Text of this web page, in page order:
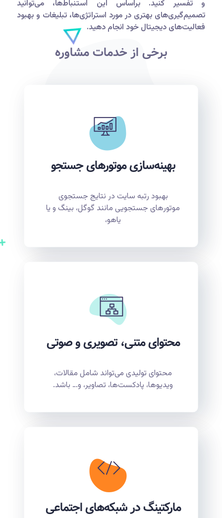
و تفسیر کنید. براساس این استنباط‌ها، می‌توانید
تصمیم‌گیری‌های بهتری در مورد استراتژی‌ها، تبلیغات و بهبود
فعالیت‌های دیجیتال خود انجام دهید.
برخی از خدمات مشاوره
بهینه‌سازی موتورهای جستجو
بهبود رتبه سایت در نتایج جستجوی
موتورهای جستجویی مانند گوگل، بینگ و یا
یاهو،
محتوای متنی، تصویری و صوتی
محتوای تولیدی می‌تواند شامل مقالات،
ویدیوها، پادکست‌ها، تصاویر، و… باشد.
مارکتینگ در شبکه‌های اجتماعی